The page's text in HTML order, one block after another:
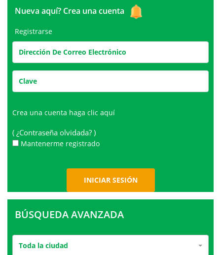
Nueva aquí? Crea una cuenta
Registrarse
Crea una cuenta haga clic aquí
( ¿Contraseña olvidada? )
Mantenerme registrado
BÚSQUEDA AVANZADA
Toda la ciudad